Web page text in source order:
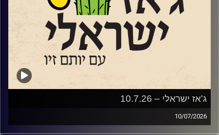
קרדיט תמונות: רותם בר-אילן
ג'אז ישראלי – 10.7.26
10/07/2026
השבוע בג'ז ישראלי